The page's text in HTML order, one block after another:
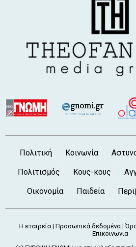
Πολιτική Κοινωνία
Πολιτισμός Κους-κους
Οικονομία Παιδεία
Η εταιρεία| Προσωπικά δεδομένα|
Επικοινωνία